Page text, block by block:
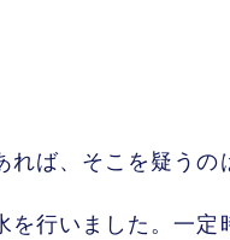
ば、そこを疑う
を行いました。一